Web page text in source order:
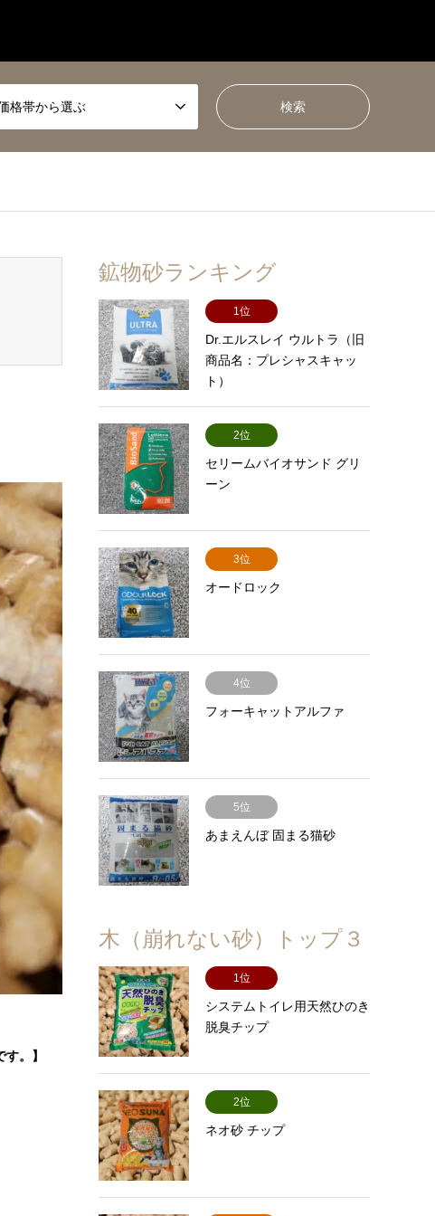
格帯から選ぶ
。】
鉱物砂ランキング
1位
Dr.エルスレイ ウルトラ（旧
商品名：プレシャスキャッ
ト）
2位
セリームバイオサンド グリ
ーン
3位
オードロック
4位
フォーキャットアルファ
5位
あまえんぼ 固まる猫砂
木（崩れない砂）トップ３
1位
システムトイレ用天然ひのき
脱臭チップ
2位
ネオ砂 チップ